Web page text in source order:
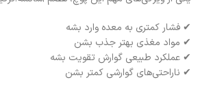
✔ فشار کمتری به معده وارد بشه
✔ مواد مغذی بهتر جذب بشن
✔ عملکرد طبیعی گوارش تقویت بشه
✔ ناراحتی‌های گوارشی کمتر بشن